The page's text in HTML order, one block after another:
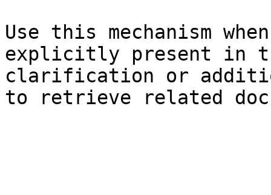
Use this mechanism
explicitly present in
clarification or